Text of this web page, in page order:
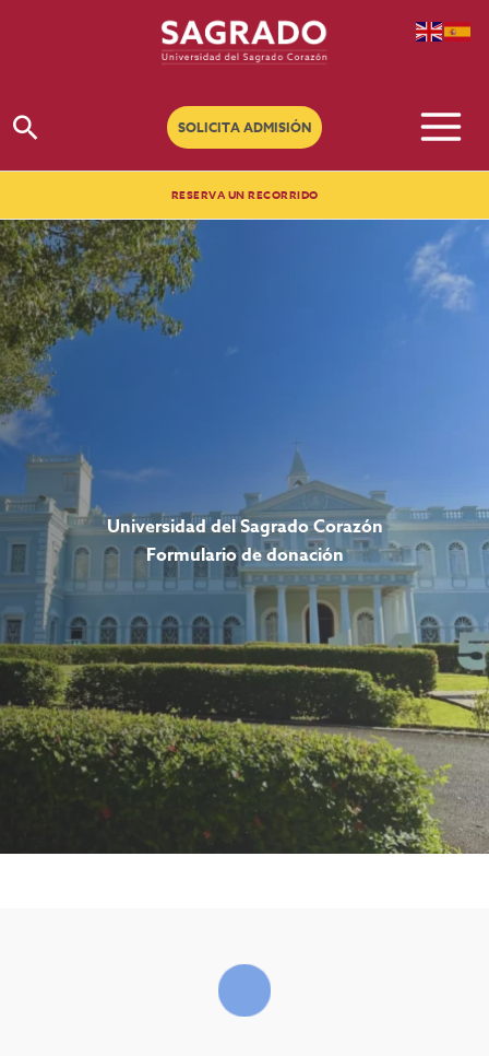
Buscar SOLICITA ADMISIÓN
RESERVA UN RECORRIDO
Universidad del Sagrado Corazón
Formulario de donación